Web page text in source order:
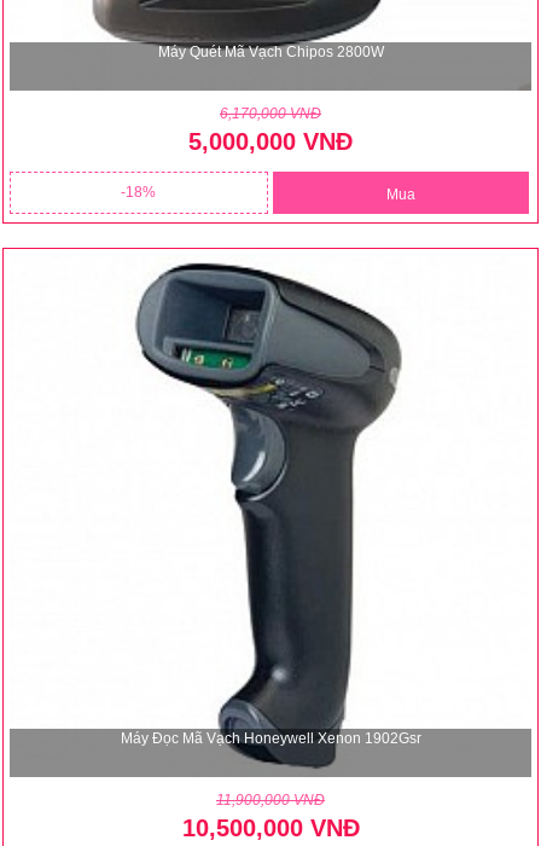
Máy Quét Mã Vạch Chipos 2800W
6,170,000 VNĐ
5,000,000 VNĐ
18 Mua
Máy Đọc Mã Vạch Honeywell Xenon 1902Gsr
11,900,000 VNĐ
10,500,000 VNĐ